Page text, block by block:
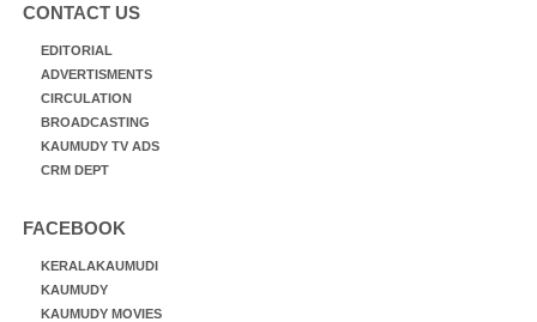
CONTACT US
EDITORIAL
ADVERTISMENTS
CIRCULATION
BROADCASTING
KAUMUDY TV ADS
CRM DEPT
FACEBOOK
KERALAKAUMUDI
KAUMUDY
KAUMUDY MOVIES